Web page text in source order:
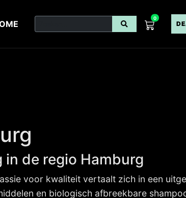
0
de regio Hamburg
voor kwaliteit vertaalt zich in een
en biologisch afbreekbare